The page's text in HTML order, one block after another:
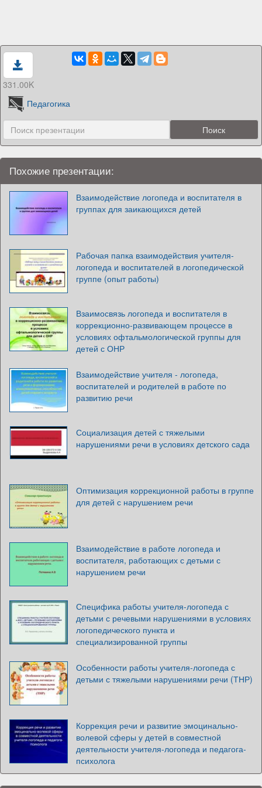
331.00K
Педагогика
Похожие презентации:
Взаимодействие логопеда и воспитателя в
группах для заикающихся детей
Рабочая папка взаимодействия учителя-
логопеда и воспитателей в логопедической
группе (опыт работы)
Взаимосвязь логопеда и воспитателя в
коррекционно-развивающем процессе в
условиях офтальмологической группы для
детей с ОНР
Взаимодействие учителя - логопеда,
воспитателей и родителей в работе по
развитию речи
Социализация детей с тяжелыми
нарушениями речи в условиях детского сада
Оптимизация коррекционной работы в группе
для детей с нарушением речи
Взаимодействие в работе логопеда и
воспитателя, работающих с детьми с
нарушением речи
Специфика работы учителя-логопеда с
детьми с речевыми нарушениями в условиях
логопедического пункта и
специализированной группы
Особенности работы учителя-логопеда с
детьми с тяжелыми нарушениями речи (ТНР)
Коррекция речи и развитие эмоцинально-
волевой сферы у детей в совместной
деятельности учителя-логопеда и педагога-
психолога